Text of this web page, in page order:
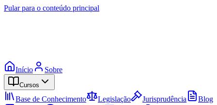
Pular para o conteúdo principal
Início Sobre
Cursos
Base de Conhecimento Legislação Jurisprudência
Blog